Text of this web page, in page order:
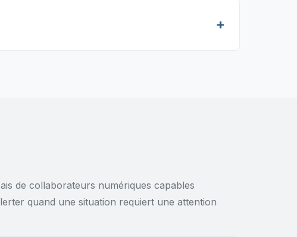
de collaborateurs numériques capables
quand une situation requiert une attention